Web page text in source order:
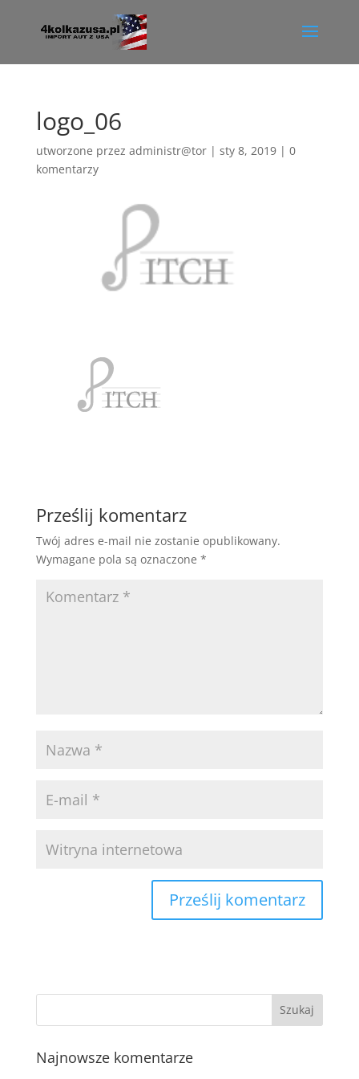
logo_06
utworzone przez administr@tor| sty 8, 2019| 0
komentarzy
Prześlij komentarz
Twój adres e-mail nie zostanie opublikowany.
Wymagane pola są oznaczone *
Najnowsze komentarze